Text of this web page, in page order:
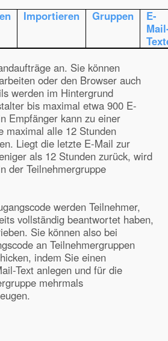
Importieren Gruppen
E-
an. Sie können
oder den Browser auch
werden im Hintergrund
bis maximal etwa 900 E-
Empfänger kann zu einer
maximal alle 12 Stunden
Liegt die letzte E-Mail zur
als 12 Stunden zurück, wird
der Teilnehmergruppe
werden Teilnehmer,
vollständig beantwortet haben,
Sie können also bei
an Teilnehmergruppen
indem Sie einen
Text anlegen und für die
mehrmals